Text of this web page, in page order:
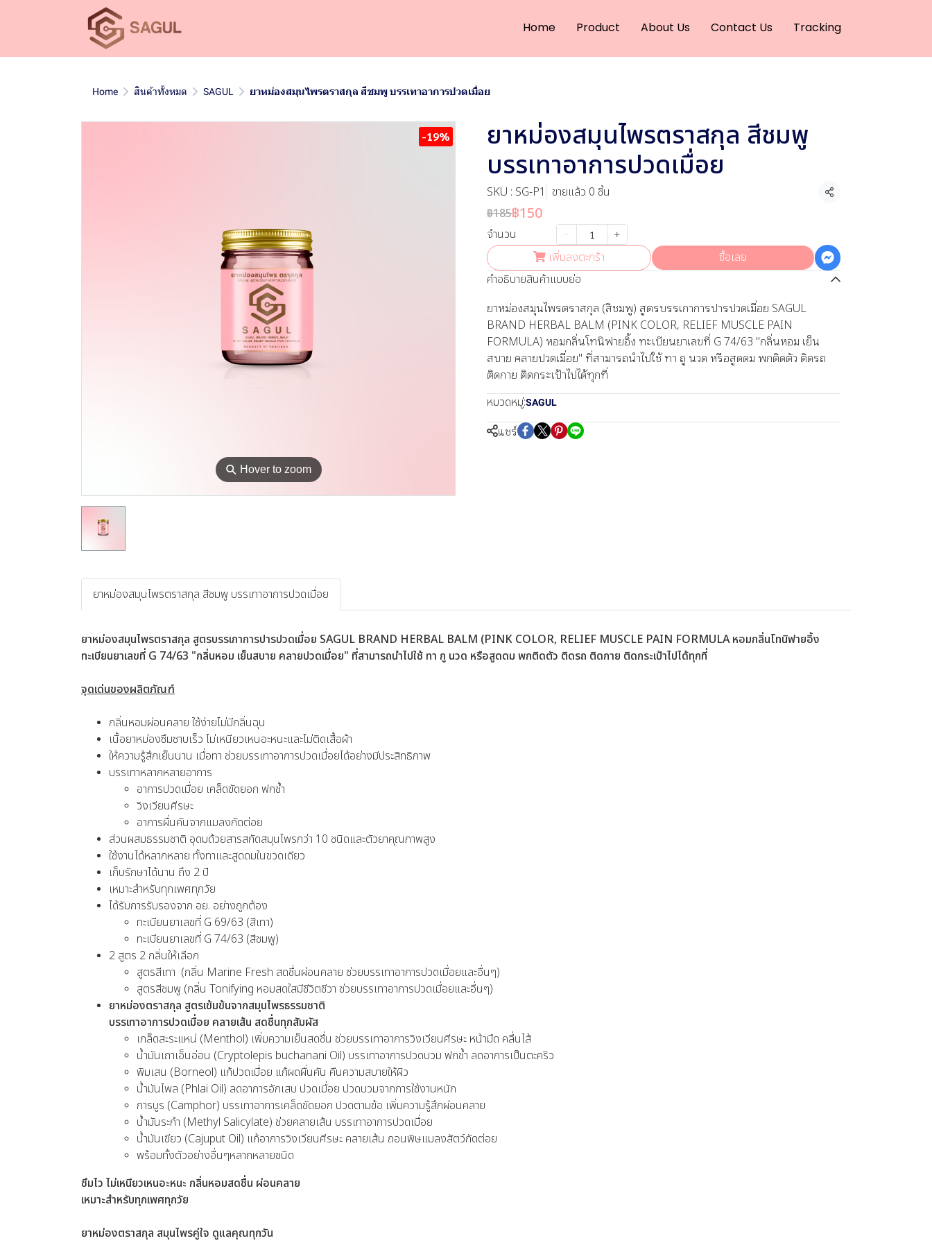
Home Product About Us Contact Us Tracking
Home สินค้าทั้งหมด SAGUL ยาหม่องสมุนไพรตราสกุล สีชมพู บรรเทาอาการปวดเมื่อย
⚲ Hover to zoom
-19% ยาหม่องสมุนไพรตราสกุล สีชมพู
บรรเทาอาการปวดเมื่อย
SKU : SG-P1 ขายแล้ว 0 ชิ้น
แชร์
฿185฿150
จำนวน
เพิ่มลงตะกร้า
ซื้อเลย
คำอธิบายสินค้าแบบย่อ
ยาหม่องสมุนไพรตราสกุล (สีชมพู) สูตรบรรเกาการปารปวดเมื่อย SAGUL
BRAND HERBAL BALM (PINK COLOR, RELIEF MUSCLE PAIN
FORMULA) หอมกลิ่นโทนิฟายอิ้ง ทะเบียนยาเลขที่ G 74/63 "กลิ่นหอม เย็น
สบาย คลายปวดเมื่อย" ที่สามารถนำไปใช้ ทา ถู นวด หรือสูดดม พกติดตัว ติดรถ
ติดกาย ติดกระเป้าไปได้ทุกที่
หมวดหมู่:SAGUL
แชร์
ยาหม่องสมุนไพรตราสกุล สีชมพู บรรเทาอาการปวดเมื่อย
ยาหม่องสมุนไพรตราสกุล สูตรบรรเกาการปารปวดเมื่อย SAGUL BRAND HERBAL BALM (PINK COLOR, RELIEF MUSCLE PAIN FORMULA หอมกลิ่นโทนิฟายอิ้ง
ทะเบียนยาเลขที่ G 74/63 "กลิ่นหอม เย็นสบาย คลายปวดเมื่อย" ที่สามารถนำไปใช้ ทา กู นวด หรือสูดดม พกติดตัว ติดรถ ติดกาย ติดกระเป้าไปได้ทุกที่
จุดเด่นของผลิตภัณฑ์
กลิ่นหอมผ่อนคลาย ใช้ง่ายไม่มีกลิ่นฉุน
เนื้อยาหม่องซึมซาบเร็ว ไม่เหนียวเหนอะหนะและไม่ติดเสื้อผ้า
ให้ความรู้สึกเย็นนาน เมื่อทา ช่วยบรรเทาอาการปวดเมื่อยได้อย่างมีประสิทธิภาพ
บรรเทาหลากหลายอาการ
อาการปวดเมื่อย เคล็ดขัดยอก ฟกช้ำ
วิงเวียนศีรษะ
อาการผื่นคันจากแมลงกัดต่อย
ส่วนผสมธรรมชาติ อุดมด้วยสารสกัดสมุนไพรกว่า 10 ชนิดและตัวยาคุณภาพสูง
ใช้งานได้หลากหลาย ทั้งทาและสูดดมในขวดเดียว
เก็บรักษาได้นาน ถึง 2 ปี
เหมาะสำหรับทุกเพศทุกวัย
ได้รับการรับรองจาก อย. อย่างถูกต้อง
ทะเบียนยาเลขที่ G 69/63 (สีเทา)
ทะเบียนยาเลขที่ G 74/63 (สีชมพู)
2 สูตร 2 กลิ่นให้เลือก
สูตรสีเทา (กลิ่น Marine Fresh สดชื่นผ่อนคลาย ช่วยบรรเทาอาการปวดเมื่อยและอื่นๆ)
สูตรสีชมพู (กลิ่น Tonifying หอมสดใสมีชีวิตชีวา ช่วยบรรเทาอาการปวดเมื่อยและอื่นๆ)
ยาหม่องตราสกุล สูตรเข้มข้นจากสมุนไพรธรรมชาติ
บรรเทาอาการปวดเมื่อย คลายเส้น สดชื่นทุกสัมผัส
เกล็ดสะระแหน่ (Menthol) เพิ่มความเย็นสดชื่น ช่วยบรรเทาอาการวิงเวียนศีรษะ หน้ามืด คลื่นไส้
น้ำมันเถาเอ็นอ่อน (Cryptolepis buchanani Oil) บรรเทาอาการปวดบวม ฟกช้ำ ลดอาการเป็นตะคริว
พิมเสน (Borneol) แก้ปวดเมื่อย แก้ผดผื่นคัน คืนความสบายให้ผิว
น้ำมันไพล (Phlai Oil) ลดอาการอักเสบ ปวดเมื่อย ปวดบวมจากการใช้งานหนัก
การบูร (Camphor) บรรเทาอาการเคล็ดขัดยอก ปวดตามข้อ เพิ่มความรู้สึกผ่อนคลาย
น้ำมันระกำ (Methyl Salicylate) ช่วยคลายเส้น บรรเทาอาการปวดเมื่อย
น้ำมันเขียว (Cajuput Oil) แก้อาการวิงเวียนศีรษะ คลายเส้น ถอนพิษแมลงสัตว์กัดต่อย
พร้อมทั้งตัวอย่างอื่นๆหลากหลายชนิด
ซึมไว ไม่เหนียวเหนอะหนะ กลิ่นหอมสดชื่น ผ่อนคลาย
เหมาะสำหรับทุกเพศทุกวัย
ยาหม่องตราสกุล สมุนไพรคู่ใจ ดูแลคุณทุกวัน